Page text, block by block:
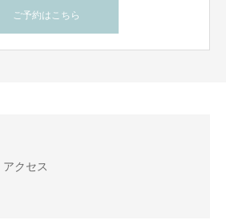
ご予約はこちら
アクセス